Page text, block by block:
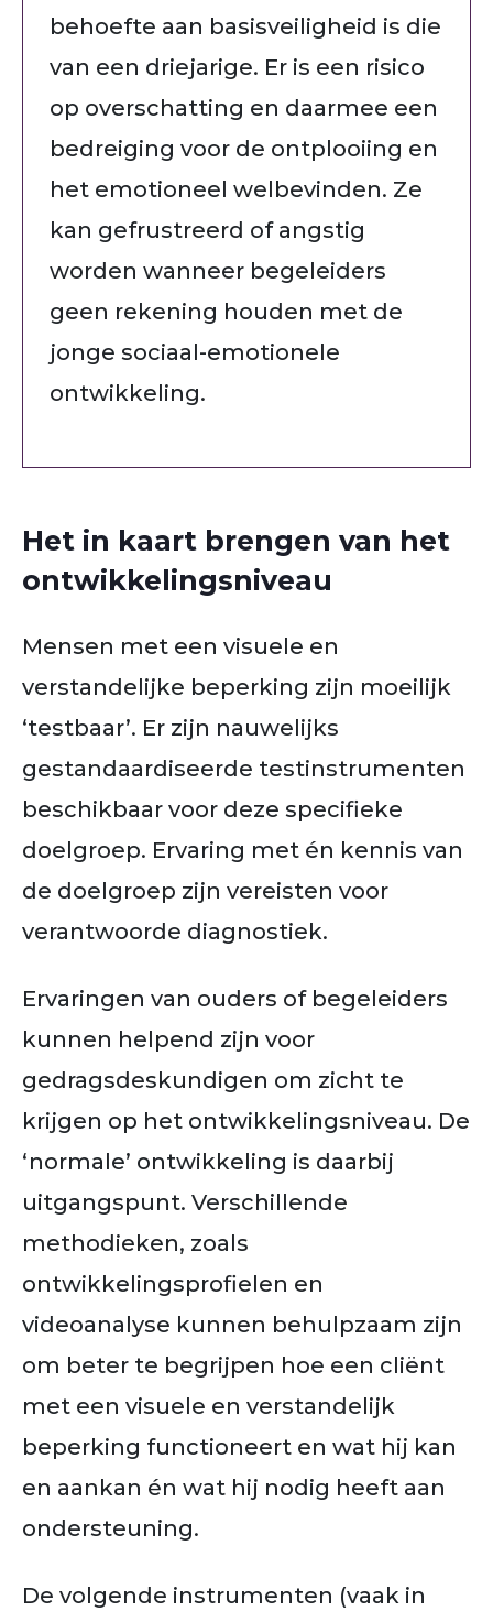
behoefte aan basisveiligheid is die
van een driejarige. Er is een risico
op overschatting en daarmee een
bedreiging voor de ontplooiing en
het emotioneel welbevinden. Ze
kan gefrustreerd of angstig
worden wanneer begeleiders
geen rekening houden met de
jonge sociaal-emotionele
ontwikkeling.
Het in kaart brengen van het
ontwikkelingsniveau
Mensen met een visuele en
verstandelijke beperking zijn moeilijk
‘testbaar’. Er zijn nauwelijks
gestandaardiseerde testinstrumenten
beschikbaar voor deze specifieke
doelgroep. Ervaring met én kennis van
de doelgroep zijn vereisten voor
verantwoorde diagnostiek.
Ervaringen van ouders of begeleiders
kunnen helpend zijn voor
gedragsdeskundigen om zicht te
krijgen op het ontwikkelingsniveau. De
‘normale’ ontwikkeling is daarbij
uitgangspunt. Verschillende
methodieken, zoals
ontwikkelingsprofielen en
videoanalyse kunnen behulpzaam zijn
om beter te begrijpen hoe een cliënt
met een visuele en verstandelijk
beperking functioneert en wat hij kan
en aankan én wat hij nodig heeft aan
ondersteuning.
De volgende instrumenten (vaak in